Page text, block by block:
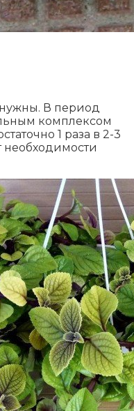
В период
комплексом
1 раза в 2-3
необходимости